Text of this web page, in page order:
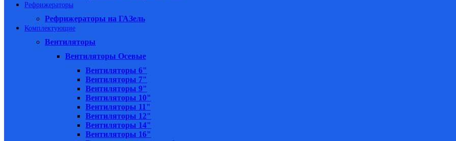
Рефрижераторы
Рефрижераторы на ГАЗель
Комплектующие
Вентиляторы
Вентиляторы Осевые
Вентиляторы 6"
Вентиляторы 7"
Вентиляторы 9"
Вентиляторы 10"
Вентиляторы 11"
Вентиляторы 12"
Вентиляторы 14"
Вентиляторы 16"